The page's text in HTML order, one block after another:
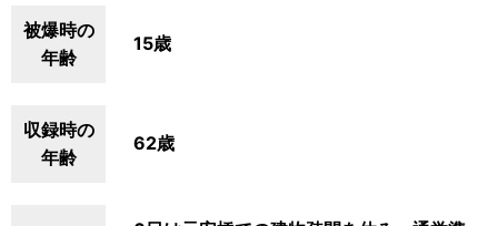
被爆時の
年齢
15歳
収録時の
年齢
62歳